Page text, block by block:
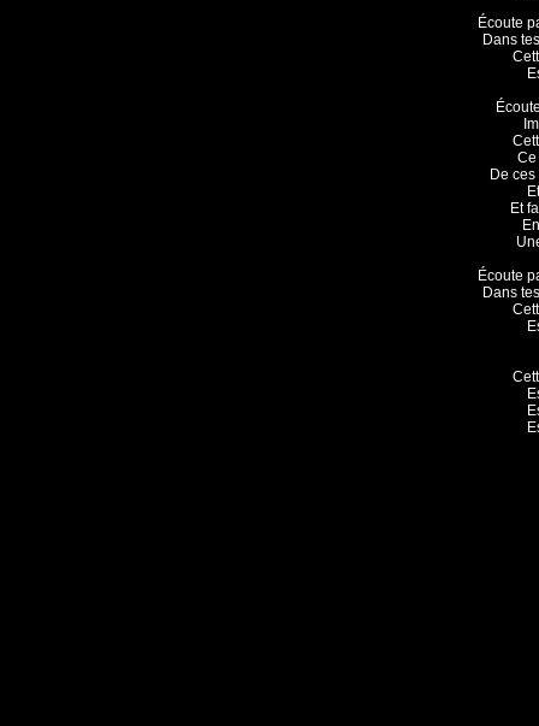
Écoute
Dans
Ce
De
Et
Écoute
Dans